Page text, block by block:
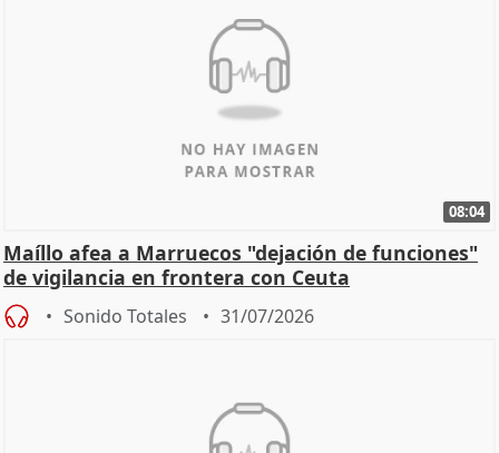
08:04
Maíllo afea a Marruecos "dejación de funciones"
de vigilancia en frontera con Ceuta
Sonido Totales 31/07/2026